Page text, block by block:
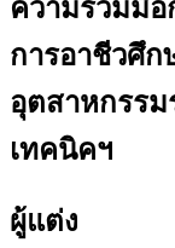
ความร่วมมื
การอาชีวศึก
อุตสาหกรร
เทคนิคฯ
ผู้แต่ง